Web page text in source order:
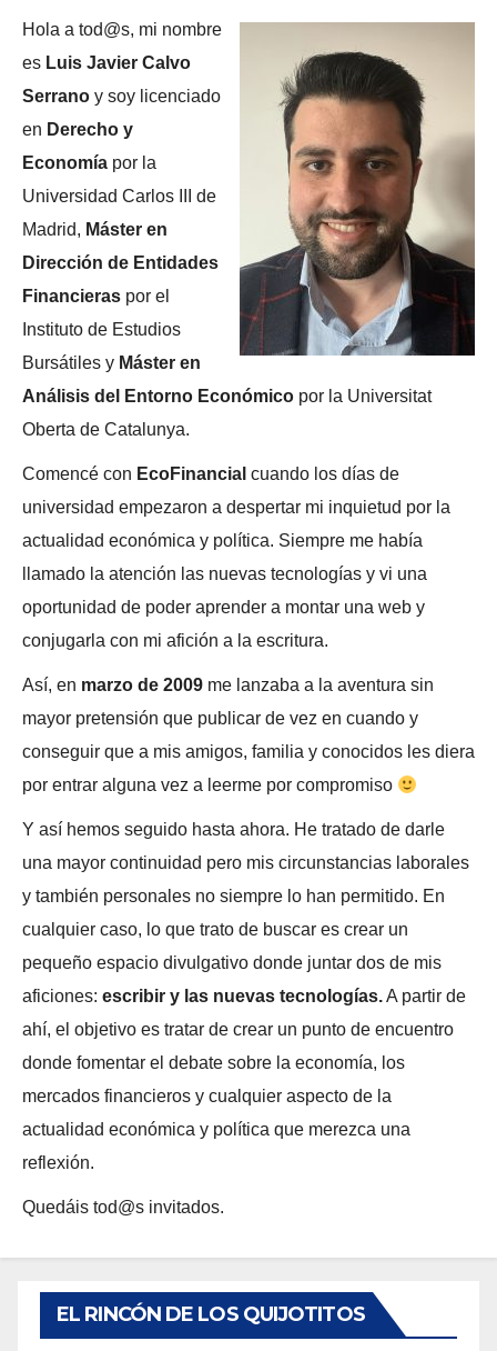
a
ó
n
a
ó
Hola a tod@s, mi nombre
es Luis Javier Calvo
Serrano y soy licenciado
en Derecho y
Economía por la
Universidad Carlos III de
Madrid, Máster en
Dirección de Entidades
Financieras por el
Instituto de Estudios
Bursátiles y Máster en
Análisis del Entorno Económico por la Universitat
Oberta de Catalunya.
Comencé con EcoFinancial cuando los días de
universidad empezaron a despertar mi inquietud por la
actualidad económica y política. Siempre me había
llamado la atención las nuevas tecnologías y vi una
oportunidad de poder aprender a montar una web y
conjugarla con mi afición a la escritura.
Así, en marzo de 2009 me lanzaba a la aventura sin
mayor pretensión que publicar de vez en cuando y
conseguir que a mis amigos, familia y conocidos les diera
por entrar alguna vez a leerme por compromiso
Y así hemos seguido hasta ahora. He tratado de darle
una mayor continuidad pero mis circunstancias laborales
y también personales no siempre lo han permitido. En
cualquier caso, lo que trato de buscar es crear un
pequeño espacio divulgativo donde juntar dos de mis
aficiones: escribir y las nuevas tecnologías.A partir de
ahí, el objetivo es tratar de crear un punto de encuentro
donde fomentar el debate sobre la economía, los
mercados financieros y cualquier aspecto de la
actualidad económica y política que merezca una
reflexión.
Quedáis tod@s invitados.
EL RINCÓN DE LOS QUIJOTITOS